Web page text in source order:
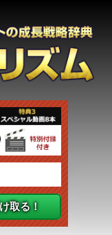
取る！